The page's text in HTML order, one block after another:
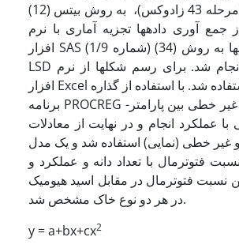
تورم برگ پرچم (مرحله 43 زادوکس)، به روش بیتس (12)
آوری داده­ها تجزیه آماری با نرم
افزار SAS (شماره 1/9) (34) و مقایسه میانگین­ها به روش
LSD در سطح 05/0 انجام شد. برای رسم شکل­ها از نرم
افزار Excel استفاده شد. با استفاده از گذاره RSQUARE در
برنامه PROCREG معادلات خطی و غیر خطی بین پارامتر­
عملکرد انجام و در نهایت از معادلات
خطی (نمایی) استفاده شد و یک مدل
فتوترمال با تعداد دانه و عملکرد و
نسبت فتوترمال در مقابل اسید هیومیک
در هر دو نوع خاک مشخص شد.
y = a+bx+cx2